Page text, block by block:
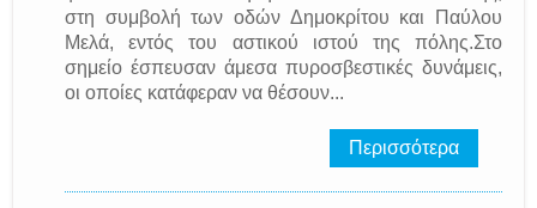
στη συμβολή των οδών Δημοκρίτου και Παύλου
Μελά, εντός του αστικού ιστού της πόλης.Στο
σημείο έσπευσαν άμεσα πυροσβεστικές δυνάμεις,
οι οποίες κατάφεραν να θέσουν...
Περισσότερα